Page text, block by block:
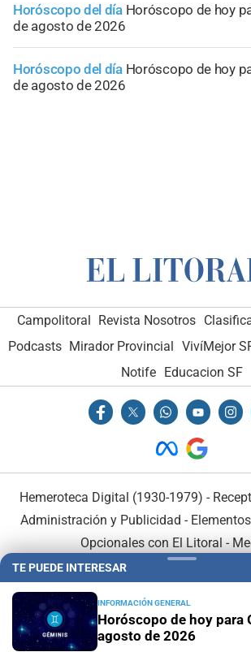
Horóscopo del día Horóscopo de hoy
de agosto de 2026
Horóscopo del día Horóscopo de hoy
de agosto de 2026
Campolitoral Revista Nosotros
Podcasts Mirador Provincial VivíMejor
Notife
Educacion SF
Hemeroteca Digital (1930-1979) -
Administración y Publicidad -
Opcionales con El Litoral -
TE PUEDE INTERESAR
INFORMACIÓN GENERAL
Horóscopo de hoy para
agosto de 2026